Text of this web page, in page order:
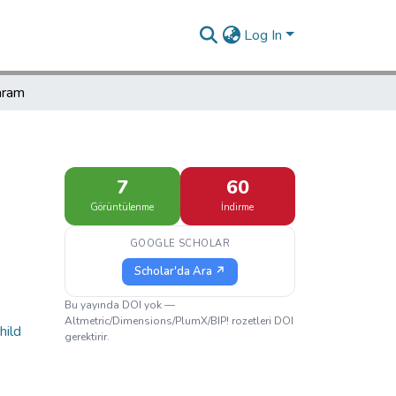
Log In
7
Görüntülenme
60
İndirme
GOOGLE SCHOLAR
Scholar'da Ara ↗
Bu yayında DOI yok —
Altmetric/Dimensions/PlumX/BIP! rozetleri DOI
gerektirir.